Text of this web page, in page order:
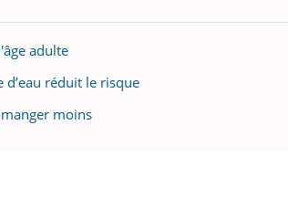
adulte
réduit le risque
moins